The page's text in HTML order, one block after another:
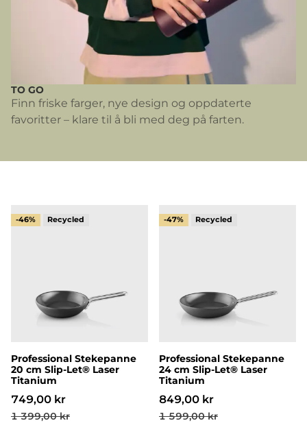
TO GO
Finn friske farger, nye design og oppdaterte
favoritter – klare til å bli med deg på farten.
-46%
Professional Stekepanne
20 cm Slip-Let® Laser
Titanium
749,00 kr
1 399,00 kr
-47%
Professional Stekepanne
24 cm Slip-Let® Laser
Titanium
849,00 kr
1 599,00 kr